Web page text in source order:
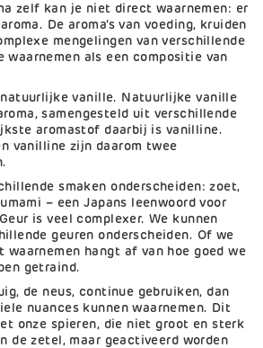
zelf kan je niet direct waarnemen: er
De aroma’s van voeding, kruiden
mengelingen van verschillende
waarnemen als een compositie van
natuurlijke vanille. Natuurlijke vanille
samengesteld uit verschillende
aromastof daarbij is vanilline.
vanilline zijn daarom twee
smaken onderscheiden: zoet,
– een Japans leenwoord voor
is veel complexer. We kunnen
geuren onderscheiden. Of we
waarnemen hangt af van hoe goed we
getraind.
de neus, continue gebruiken, dan
nuances kunnen waarnemen. Dit
onze spieren, die niet groot en sterk
de zetel, maar geactiveerd worden